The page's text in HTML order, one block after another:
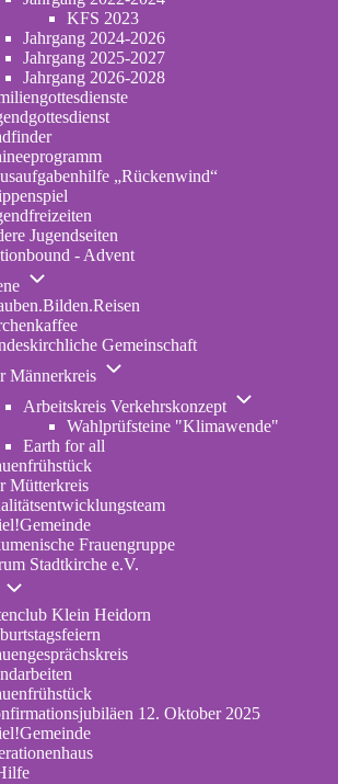
KFS 2023
Jahrgang 2024-2026
Jahrgang 2025-2027
Jahrgang 2026-2028
(opens
in
new
tab)
„Rückenwind“
Jugendseiten
- Advent
Unternavigation
Erwachsene
new
Gemeinschaft
Männerkreis
Unternavigation
Der
Männerkreis
Arbeitskreis Verkehrskonzept
Arbeitskreis
Wahlprüfsteine "Klimawende"
Earth for all
Mütterkreis
Frauengruppe
Stadtkirche e.V.
tab)
Unternavigation
SeniorenKlein Heidorn
12. Oktober 2025